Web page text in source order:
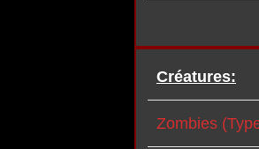
Créatures:
Zombies